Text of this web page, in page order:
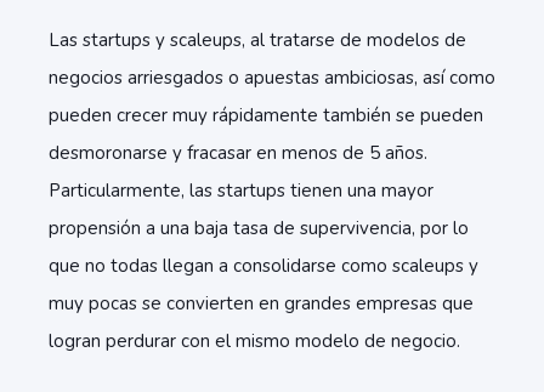
Las startups y scaleups, al tratarse de modelos de
negocios arriesgados o apuestas ambiciosas, así como
pueden crecer muy rápidamente también se pueden
desmoronarse y fracasar en menos de 5 años.
Particularmente, las startups tienen una mayor
propensión a una baja tasa de supervivencia, por lo
que no todas llegan a consolidarse como scaleups y
muy pocas se convierten en grandes empresas que
logran perdurar con el mismo modelo de negocio.